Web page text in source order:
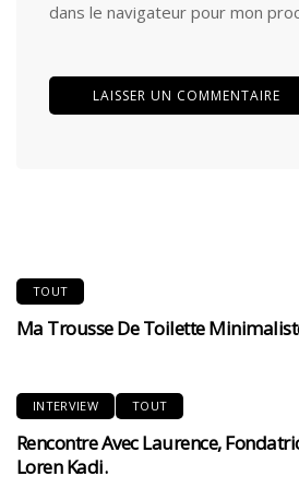
dans le navigateur pour mon
TOUT
Ma Trousse De Toilette
INTERVIEW TOUT
Rencontre Avec Laurence,
Loren Kadi.